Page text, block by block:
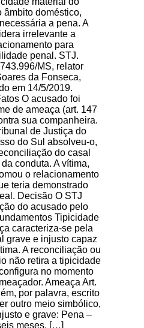
âmbito doméstico,
a pena. A
irrelevante a
para
penal. STJ.
MS, relator
da Fonseca,
em 14/5/2019.
O acusado foi
de ameaça (art. 147
sua companheira.
de Justiça do
do Sul absolveu-o,
do casal
conduta. A vítima,
o relacionamento
teria demonstrado
Decisão O STJ
do acusado pelo
Tipicidade
caracteriza-se pela
grave e injusto capaz
A reconciliação ou
não retira a tipicidade
no momento
Ameaça Art.
por palavra, escrito
outro meio simbólico,
e grave: Pena –
meses, […]